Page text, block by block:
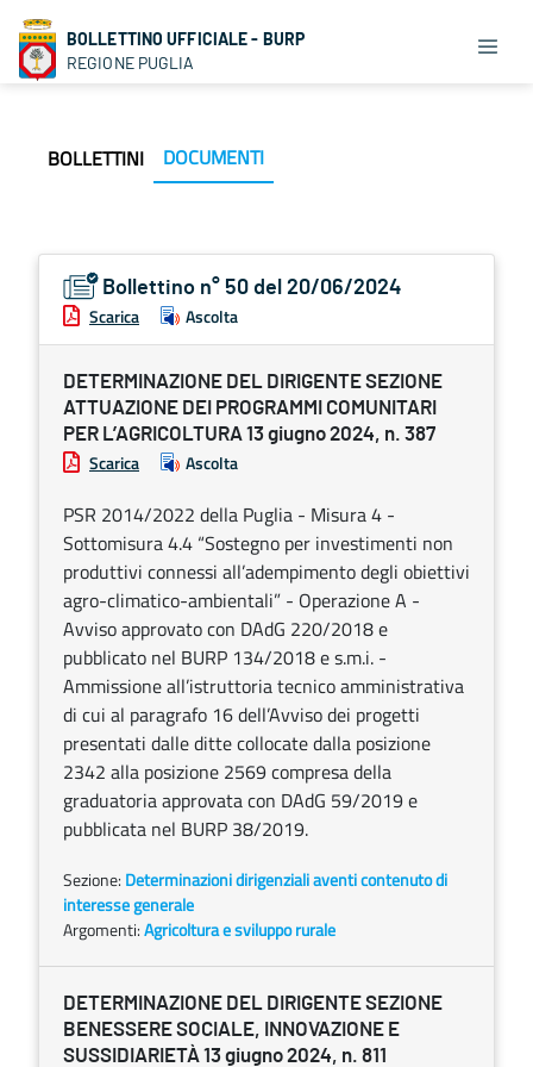
BOLLETTINO UFFICIALE - BURP
REGIONE PUGLIA
BOLLETTINI DOCUMENTI
Bollettino n° 50 del 20/06/2024
Scarica Ascolta
DETERMINAZIONE DEL DIRIGENTE SEZIONE
ATTUAZIONE DEI PROGRAMMI COMUNITARI
PER L’AGRICOLTURA 13 giugno 2024, n. 387
Scarica Ascolta
PSR 2014/2022 della Puglia - Misura 4 -
Sottomisura 4.4 “Sostegno per investimenti non
produttivi connessi all’adempimento degli obiettivi
agro-climatico-ambientali” - Operazione A -
Avviso approvato con DAdG 220/2018 e
pubblicato nel BURP 134/2018 e s.m.i. -
Ammissione all’istruttoria tecnico amministrativa
di cui al paragrafo 16 dell’Avviso dei progetti
presentati dalle ditte collocate dalla posizione
2342 alla posizione 2569 compresa della
graduatoria approvata con DAdG 59/2019 e
pubblicata nel BURP 38/2019.
Sezione: Determinazioni dirigenziali aventi contenuto di
interesse generale
Argomenti:Agricoltura e sviluppo rurale
DETERMINAZIONE DEL DIRIGENTE SEZIONE
BENESSERE SOCIALE, INNOVAZIONE E
SUSSIDIARIETÀ 13 giugno 2024, n. 811